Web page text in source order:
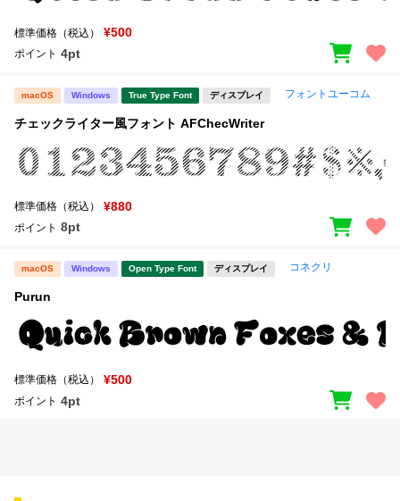
標準価格（税込） ¥500
ポイント 4pt
macOS Windows True Type Font ディスプレイ フォントユーコム
チェックライター風フォント AFChecWriter
標準価格（税込） ¥880
ポイント 8pt
macOS Windows Open Type Font ディスプレイ コネクリ
Purun
標準価格（税込） ¥500
ポイント 4pt